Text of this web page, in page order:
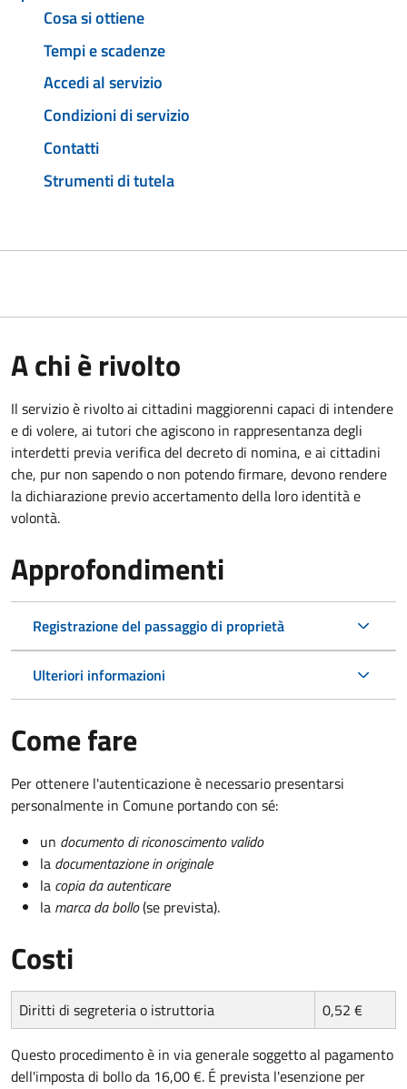
Cosa si ottiene
Tempi e scadenze
Accedi al servizio
Condizioni di servizio
Contatti
Strumenti di tutela
A chi è rivolto
Il servizio è rivolto ai cittadini maggiorenni capaci di intendere
e di volere, ai tutori che agiscono in rappresentanza degli
interdetti previa verifica del decreto di nomina, e ai cittadini
che, pur non sapendo o non potendo firmare, devono rendere
la dichiarazione previo accertamento della loro identità e
volontà.
Approfondimenti
Registrazione del passaggio di proprietà
Ulteriori informazioni
Come fare
Per ottenere l'autenticazione è necessario presentarsi
personalmente in Comune portando con sé:
un documento di riconoscimento valido
la documentazione in originale
la copia da autenticare
la marca da bollo(se prevista).
Costi
Diritti di segreteria o istruttoria 0,52 €
Questo procedimento è in via generale soggetto al pagamento
dell'imposta di bollo da 16,00 €. É prevista l'esenzione per